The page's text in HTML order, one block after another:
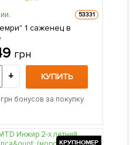
53331
в
грн
+ КУПИТЬ
грн бонусов за покупку
КРУПНОМЕР